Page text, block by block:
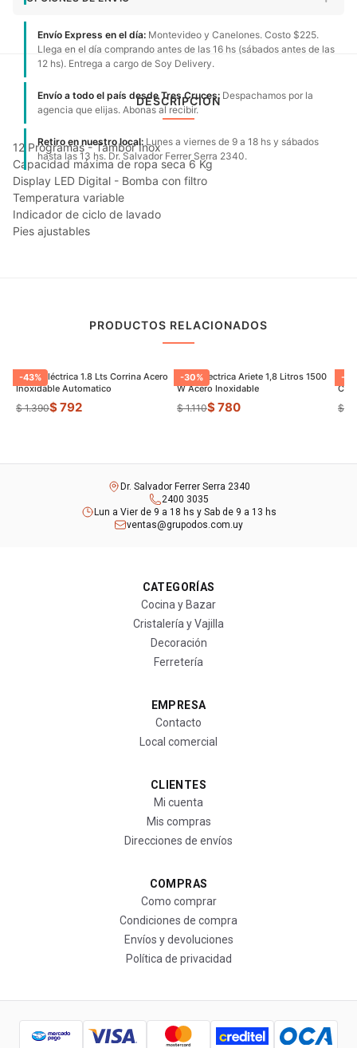
Envío Express en el día: Montevideo y Canelones. Costo $225.
Llega en el día comprando antes de las 16 hs (sábados antes de las
12 hs). Entrega a cargo de Soy Delivery.
Envío a todo el país desde Tres Cruces: Despachamos por la
agencia que elijas. Abonas al recibir.
Retiro en nuestro local: Lunes a viernes de 9 a 18 hs y sábados
hasta las 13 hs. Dr. Salvador Ferrer Serra 2340.
DESCRIPCIÓN
12 Programas - Tambor Inox
Capacidad máxima de ropa seca 6 Kg
Display LED Digital - Bomba con filtro
Temperatura variable
Indicador de ciclo de lavado
Pies ajustables
PRODUCTOS RELACIONADOS
-43%
Jarrra Eléctrica 1.8 Lts Corrina Acero
Inoxidable Automatico
$ 1.390$ 792
-30%
Jarra Electrica Ariete 1,8 Litros 1500
W Acero Inoxidable
$ 1.110$ 780
-
$
Dr. Salvador Ferrer Serra 2340
2400 3035
Lun a Vier de 9 a 18 hs y Sab de 9 a 13 hs
ventas@grupodos.com.uy
CATEGORÍAS
Cocina y Bazar
Cristalería y Vajilla
Decoración
Ferretería
EMPRESA
Contacto
Local comercial
CLIENTES
Mi cuenta
Mis compras
Direcciones de envíos
COMPRAS
Como comprar
Condiciones de compra
Envíos y devoluciones
Política de privacidad